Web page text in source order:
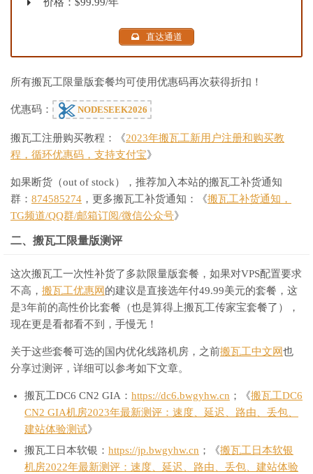
价格：$99.99/年
直达通道
所有搬瓦工限量版套餐均可使用优惠码再次获得折扣！
优惠码： NODESEEK2026
搬瓦工注册购买教程：《2023年搬瓦工新用户注册和购买教
程，循环优惠码，支持支付宝》
如果断货（out of stock），推荐加入本站的搬瓦工补货通知
群： 874585274 ，更多搬瓦工补货通知：《搬瓦工补货通知，
TG频道/QQ群/邮箱订阅/微信公众号》
二、搬瓦工限量版测评
这次搬瓦工一次性补货了多款限量版套餐，如果对VPS配置要求
不高， 搬瓦工优惠网 的建议是直接选年付49.99美元的套餐，这
是3年前的高性价比套餐（也是算得上搬瓦工传家宝套餐了），
现在更是看都看不到，手慢无！
关于这些套餐可选的国内优化线路机房，之前搬瓦工中文网也
分享过测评，详细可以参考如下文章。
搬瓦工DC6 CN2 GIA： https://dc6.bwgyhw.cn ；《搬瓦工DC6
CN2 GIA机房2023年最新测评：速度、延迟、路由、丢包、
建站体验测试》
搬瓦工日本软银： https://jp.bwgyhw.cn ；《搬瓦工日本软银
机房2022年最新测评：速度、延迟、路由、丢包、建站体验